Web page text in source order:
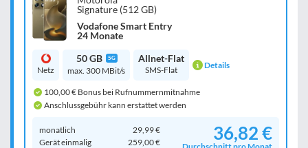
Signature (512 GB)
Vodafone Smart Entry
24 Monate
Netz
50 GB 5G
max. 300 MBit/s
Allnet-Flat
SMS-Flat Details
100,00 € Bonus bei Rufnummernmitnahme
Anschlussgebühr kann erstattet werden
monatlich
29,99 €
Gerät einmalig
259,00 € 36,82 €